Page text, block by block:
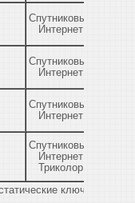
Спутниковый
Интернет
Спутниковый
Интернет
Спутниковый
Интернет
Спутниковый
Интернет
Триколор
ключи